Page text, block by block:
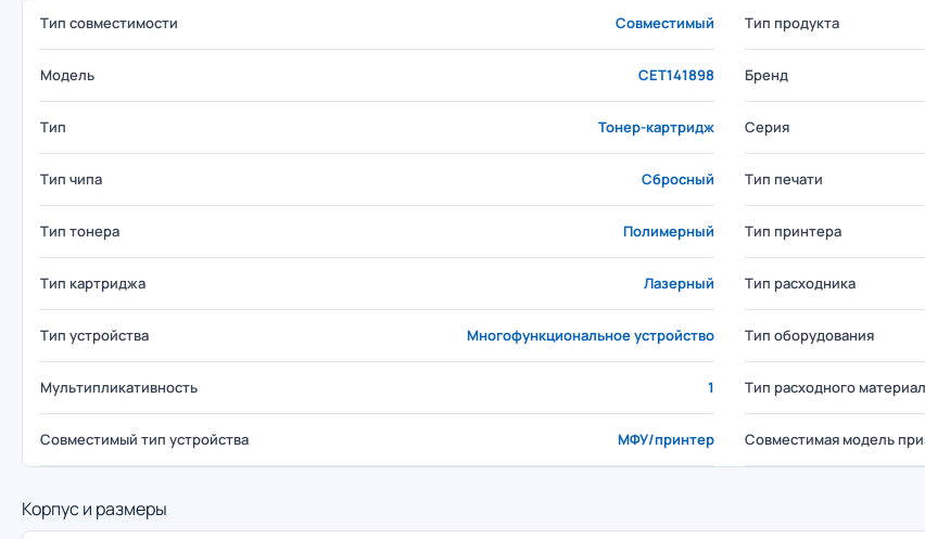
Тип совместимости Совместимый Тип продукта
Модель CET141898 Бренд
Тип Тонер-картридж Серия
Тип чипа Сбросный Тип печати
Тип тонера Полимерный Тип принтера
Тип картриджа Лазерный Тип расходника
Тип устройства Многофункциональное устройство Тип оборудования
Мультипликативность 1 Тип расходного
Совместимый тип устройства МФУ/принтер Совместимая модель
Корпус и размеры